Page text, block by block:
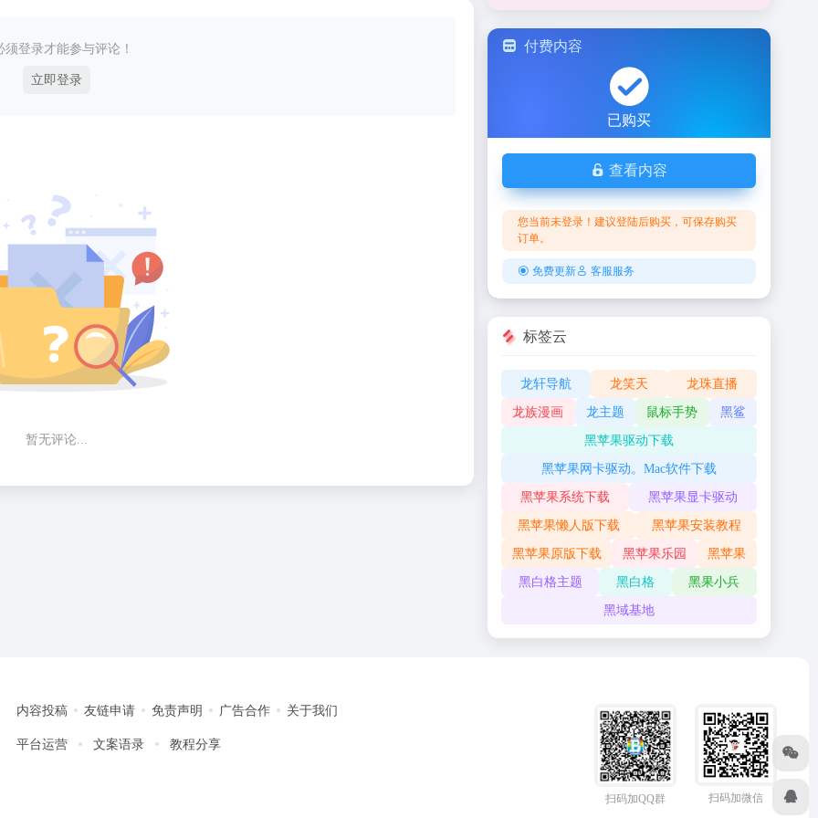
须登录才能参与评论！
立即登录
暂无评论...
付费内容
已购买
查看内容
您当前未登录！建议登陆后购买，可保存购买
订单。
免费更新 客服服务
标签云
龙轩导航 龙笑天 龙珠直播
龙族漫画 龙主题 鼠标手势 黑鲨
黑苹果驱动下载
黑苹果网卡驱动。Mac软件下载
黑苹果系统下载 黑苹果显卡驱动
黑苹果懒人版下载 黑苹果安装教程
黑苹果原版下载 黑苹果乐园 黑苹果
黑白格主题 黑白格 黑果小兵
黑域基地
内容投稿 友链申请 免责声明 广告合作 关于我们
平台运营 文案语录 教程分享
扫码加QQ群 扫码加微信